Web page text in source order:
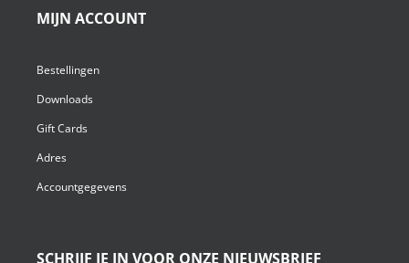
MIJN ACCOUNT
Bestellingen
Downloads
Gift Cards
Adres
Accountgegevens
SCHRIJF JE IN VOOR ONZE NIEUWSBRIEF